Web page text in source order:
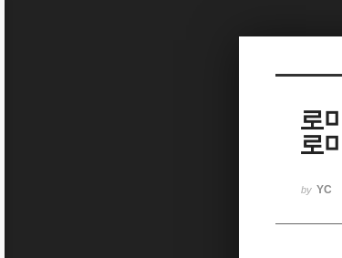
로
로
by YC
Sketchbook5, 스케치북5
Sketchbook5, 스케치북5